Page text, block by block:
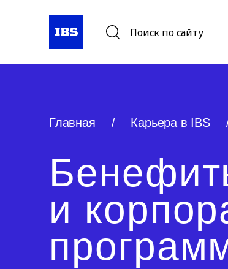
Поиск по сайту
Главная / Карьера в IBS
и